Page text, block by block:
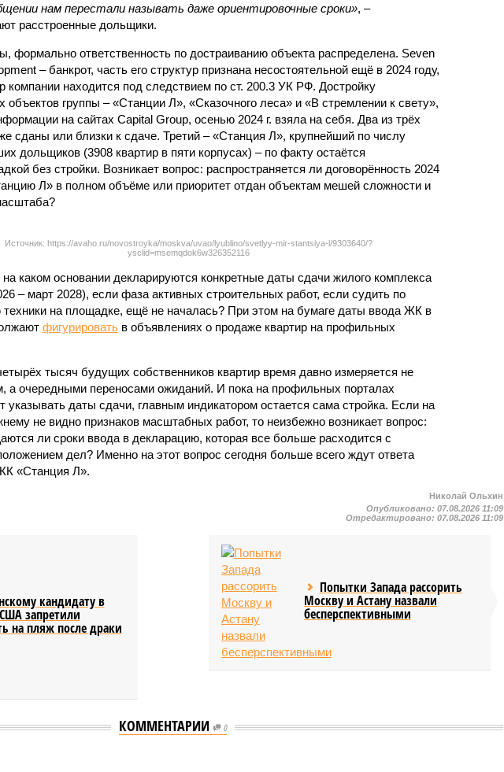
нам перестали называть даже ориентировочные сроки», –
расстроенные дольщики.
формально ответственность по достраиванию объекта распределена. Seven
– банкрот, часть его структур признана несостоятельной ещё в 2024 году,
компании находится под следствием по ст. 200.3 УК РФ. Достройку
объектов группы – «Станции Л», «Сказочного леса» и «В стремлении к свету»,
на сайтах Capital Group, осенью 2024 г. взяла на себя. Два из трёх
сданы или близки к сдаче. Третий – «Станция Л», крупнейший по числу
дольщиков (3908 квартир в пяти корпусах) – по факту остаётся
без стройки. Возникает вопрос: распространяется ли договорённость 2024
Л» в полном объёме или приоритет отдан объектам мешей сложности и
Источник: https://avaho.ru/novostroyka/moskva/uvao/lyublino/svetlyy-mir-stantsiya-l/9303640/?
ysclid=msemqdok6w326352116
каком основании декларируются конкретные даты сдачи жилого комплекса
– март 2028), если фаза активных строительных работ, если судить по
техники на площадке, ещё не началась? При этом на бумаге даты ввода ЖК в
фигурироватьв объявлениях о продаже квартир на профильных
тысяч будущих собственников квартир время давно измеряется не
а очередными переносами ожиданий. И пока на профильных порталах
указывать даты сдачи, главным индикатором остается сама стройка. Если на
не видно признаков масштабных работ, то неизбежно возникает вопрос:
ли сроки ввода в декларацию, которая все больше расходится с
дел? Именно на этот вопрос сегодня больше всего ждут ответа
«Станция Л».
Николай Ольхин
Опубликовано:07.08.2026 11:09
Отредактировано:07.08.2026 11:09
кандидату в
запретили
на пляж после драки
Попытки Запада рассорить
Москву и Астану назвали
бесперспективными
КОММЕНТАРИИ 0